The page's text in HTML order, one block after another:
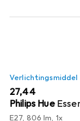
Verlichtingsmiddel
EUR
27,44
Philips Hue
E27, 806 lm, 1x